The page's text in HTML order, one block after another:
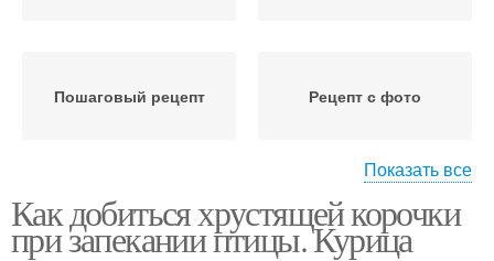
Пошаговый рецепт Рецепт с фото
Рецепты в духовке
Рецепты с куриной
грудкой
Показать все
Как добиться хрустящей корочки
при запекании птицы. Курица